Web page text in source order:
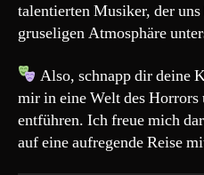
talentierten Musiker, der
gruseligen Atmosphäre
Also, schnapp dir deine
mir in eine Welt des Horrors
entführen. Ich freue mich
auf eine aufregende Reise